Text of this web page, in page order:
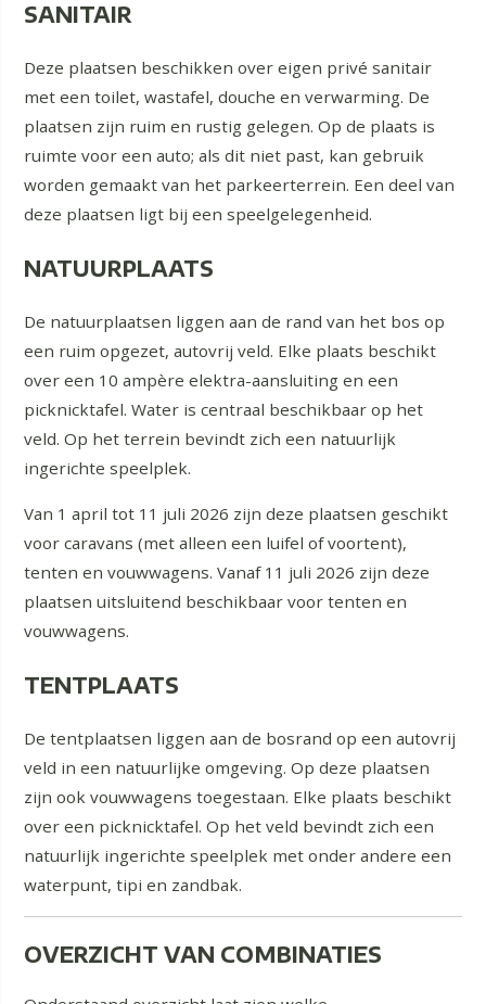
SANITAIR
Deze plaatsen beschikken over eigen privé sanitair
met een toilet, wastafel, douche en verwarming. De
plaatsen zijn ruim en rustig gelegen. Op de plaats is
ruimte voor een auto; als dit niet past, kan gebruik
worden gemaakt van het parkeerterrein. Een deel van
deze plaatsen ligt bij een speelgelegenheid.
NATUURPLAATS
De natuurplaatsen liggen aan de rand van het bos op
een ruim opgezet, autovrij veld. Elke plaats beschikt
over een 10 ampère elektra-aansluiting en een
picknicktafel. Water is centraal beschikbaar op het
veld. Op het terrein bevindt zich een natuurlijk
ingerichte speelplek.
Van 1 april tot 11 juli 2026 zijn deze plaatsen geschikt
voor caravans (met alleen een luifel of voortent),
tenten en vouwwagens. Vanaf 11 juli 2026 zijn deze
plaatsen uitsluitend beschikbaar voor tenten en
vouwwagens.
TENTPLAATS
De tentplaatsen liggen aan de bosrand op een autovrij
veld in een natuurlijke omgeving. Op deze plaatsen
zijn ook vouwwagens toegestaan. Elke plaats beschikt
over een picknicktafel. Op het veld bevindt zich een
natuurlijk ingerichte speelplek met onder andere een
waterpunt, tipi en zandbak.
OVERZICHT VAN COMBINATIES